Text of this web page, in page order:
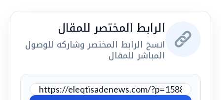
الرابط المختصر للمقال
انسخ الرابط المختصر وشاركه للوصول
المباشر للمقال